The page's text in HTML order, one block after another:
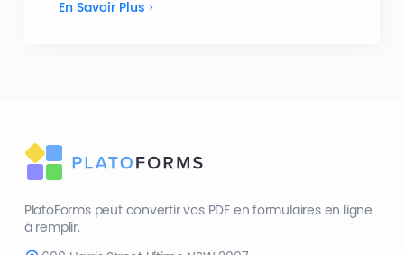
En Savoir Plus
PlatoForms peut convertir vos PDF en formulaires en ligne
à remplir.